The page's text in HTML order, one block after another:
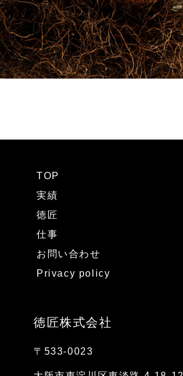
TOP
実績
徳匠
仕事
お問い合わせ
Privacy policy
徳匠株式会社
〒533-0023